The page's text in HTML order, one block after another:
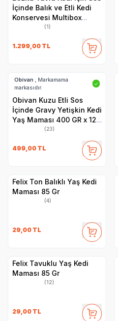
İçinde Balık ve Etli Kedi
Konservesi Multibox
(1)
1.299,00 TL
Obivan , Markamama
markasıdır.
✓
Obivan Kuzu Etli Sos
İçinde Gravy Yetişkin Kedi
Yaş Maması 400 GR x 12
(23)
499,00 TL
Felix Ton Balıklı Yaş Kedi
Maması 85 Gr
(4)
29,00 TL
Felix Tavuklu Yaş Kedi
Maması 85 Gr
(12)
29,00 TL